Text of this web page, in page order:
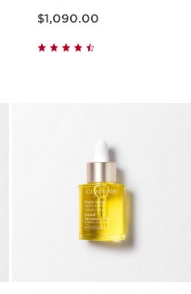
$1,090.00